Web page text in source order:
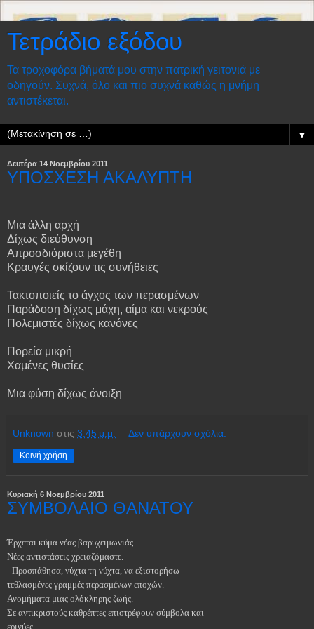
Τετράδιο εξόδου
Τα τροχοφόρα βήματά μου στην πατρική γειτονιά με
οδηγούν. Συχνά, όλο και πιο συχνά καθώς η μνήμη
αντιστέκεται.
▼
Δευτέρα 14 Νοεμβρίου 2011
ΥΠΟΣΧΕΣΗ ΑΚΑΛΥΠΤΗ
Μια άλλη αρχή
Δίχως διεύθυνση
Aπροσδιόριστα μεγέθη
Κραυγές σκίζουν τις συνήθειες
Τακτοποιείς το άγχος των περασμένων
Παράδοση δίχως μάχη, αίμα και νεκρούς
Πολεμιστές δίχως κανόνες
Πορεία μικρή
Χαμένες θυσίες
Μια φύση δίχως άνοιξη
Unknown στις 3:45 μ.μ. Δεν υπάρχουν σχόλια:
Κοινή χρήση
Κυριακή 6 Νοεμβρίου 2011
ΣΥΜΒΟΛΑΙΟ ΘΑΝΑΤΟΥ
Έρχεται κύμα νέας βαρυχειμωνιάς.
Νέες αντιστάσεις χρειαζόμαστε.
- Προσπάθησα, νύχτα τη νύχτα, να εξιστορήσω
τεθλασμένες γραμμές περασμένων εποχών.
Ανομήματα μιας ολόκληρης ζωής.
Σε αντικριστούς καθρέπτες επιστρέφουν σύμβολα και
ερινύες,